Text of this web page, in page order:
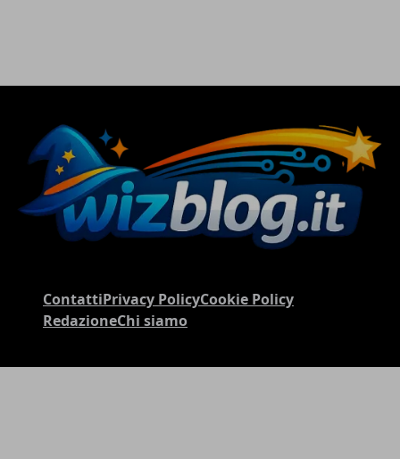
ContattiPrivacy PolicyCookie Policy
RedazioneChi siamo